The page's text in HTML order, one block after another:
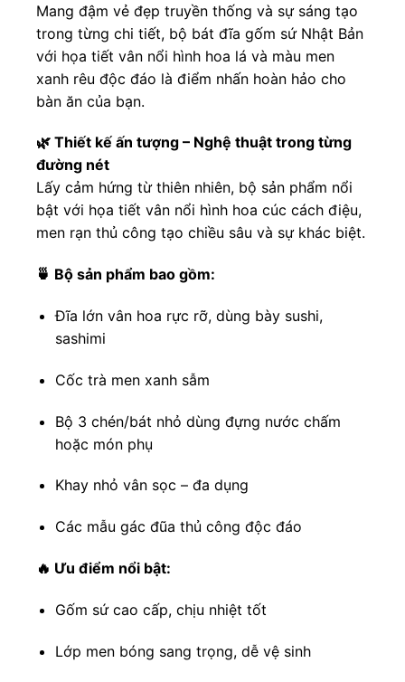
Mang đậm vẻ đẹp truyền thống và sự sáng tạo
trong từng chi tiết, bộ bát đĩa gốm sứ Nhật Bản
với họa tiết vân nổi hình hoa lá và màu men
xanh rêu độc đáo là điểm nhấn hoàn hảo cho
bàn ăn của bạn.
🌿 Thiết kế ấn tượng – Nghệ thuật trong từng
đường nét
Lấy cảm hứng từ thiên nhiên, bộ sản phẩm nổi
bật với họa tiết vân nổi hình hoa cúc cách điệu,
men rạn thủ công tạo chiều sâu và sự khác biệt.
🍵 Bộ sản phẩm bao gồm:
Đĩa lớn vân hoa rực rỡ, dùng bày sushi,
sashimi
Cốc trà men xanh sẫm
Bộ 3 chén/bát nhỏ dùng đựng nước chấm
hoặc món phụ
Khay nhỏ vân sọc – đa dụng
Các mẫu gác đũa thủ công độc đáo
🔥 Ưu điểm nổi bật:
Gốm sứ cao cấp, chịu nhiệt tốt
Lớp men bóng sang trọng, dễ vệ sinh